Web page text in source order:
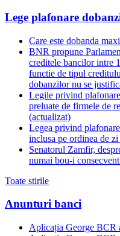
Lege plafonare
Care este dobanda
BNR propune
creditele bancilor intre
functie de tipul
dobanzilor nu se
Legile privind
preluate de firmele de
(actualizat)
Legea privind
inclusa pe ordinea de
Senatorul Zamfir,
numai bou-i
Toate stirile
Anunturi banci
Aplicația George BCR